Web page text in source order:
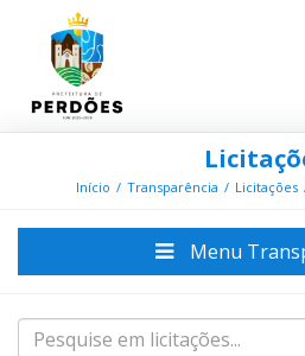
Início Transparência Licitações
Menu